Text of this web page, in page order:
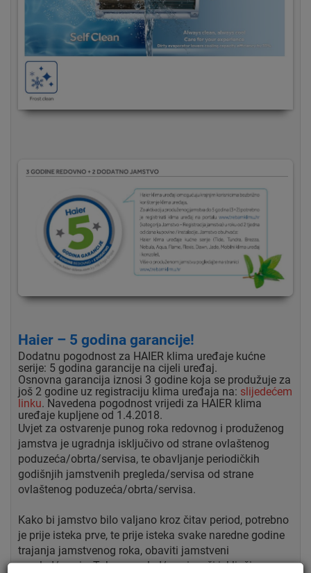
Haier – 5 godina garancije!
Dodatnu pogodnost za HAIER klima uređaje kućne
serije: 5 godina garancije na cijeli uređaj.
Osnovna garancija iznosi 3 godine koja se produžuje za
još 2 godine uz registraciju klima uređaja na: slijedećem
linku. Navedena pogodnost vrijedi za HAIER klima
uređaje kupljene od 1.4.2018.
Uvjet za ostvarenje punog roka redovnog i produženog
jamstva je ugradnja isključivo od strane ovlaštenog
poduzeća/obrta/servisa, te obavljanje periodičkih
godišnjih jamstvenih pregleda/servisa od strane
ovlaštenog poduzeća/obrta/servisa.
Kako bi jamstvo bilo valjano kroz čitav period, potrebno
je prije isteka prve, te prije isteka svake naredne godine
trajanja jamstvenog roka, obaviti jamstveni
pregled/servis. Takav pregled/servis vrši isključivo